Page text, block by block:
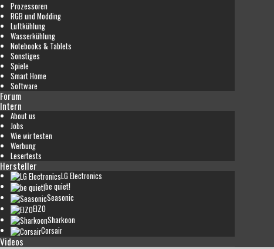
Prozessoren
RGB und Modding
Luftkühlung
Wasserkühlung
Notebooks & Tablets
Sonstiges
Spiele
Smart Home
Software
Forum
Intern
About us
Jobs
Wie wir testen
Werbung
Lesertests
Hersteller
LG Electronics
be quiet!
Seasonic
EIZO
Sharkoon
Corsair
Videos